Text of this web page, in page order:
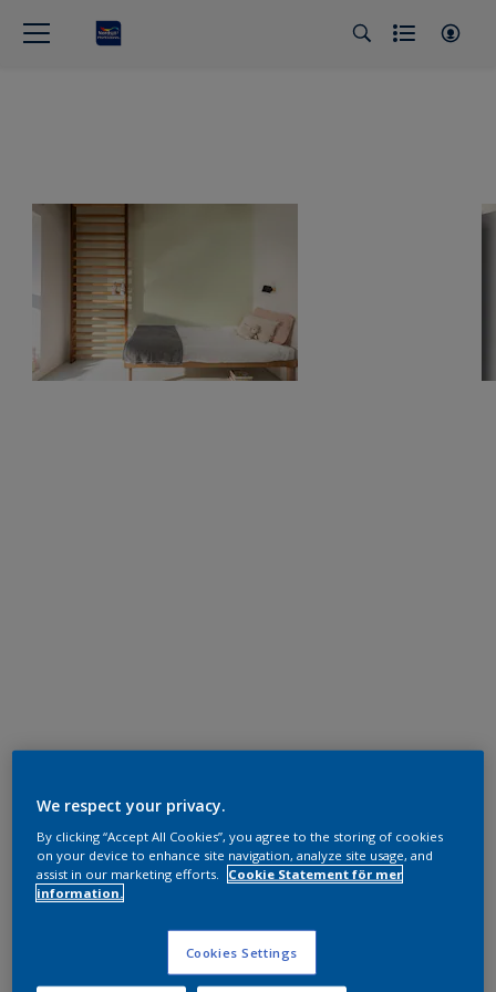
We respect your privacy.
By clicking “Accept All Cookies”, you agree to the storing of cookies
on your device to enhance site navigation, analyze site usage, and
assist in our marketing efforts.
Cookie Statement för mer
information.
Cookies Settings